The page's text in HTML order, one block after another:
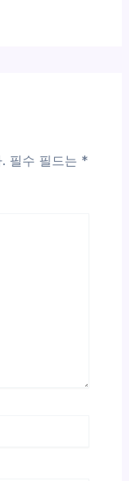
필수 필드는 *